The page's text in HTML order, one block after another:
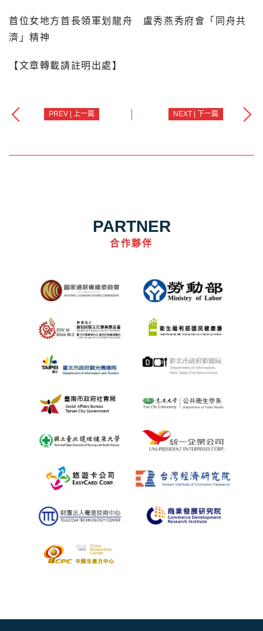
首位女地方首長領軍划龍舟 盧秀燕秀府會「同舟共
濟」精神
【文章轉載請註明出處】
PREV | 上一篇 NEXT | 下一篇
PARTNER
合作夥伴